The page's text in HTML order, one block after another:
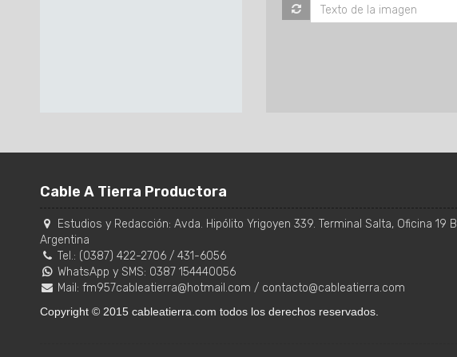
Cable A Tierra Productora
Estudios y Redacción: Avda. Hipólito Yrigoyen 339. Terminal Salta, Oficina 19 B
Argentina
Tel.: (0387) 422-2706 / 431-6056
WhatsApp y SMS: 0387 154440056
Mail: fm957cableatierra@hotmail.com / contacto@cableatierra.com
Copyright © 2015 cableatierra.com todos los derechos reservados.